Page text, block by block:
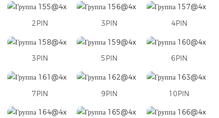
2PIN 3PIN 4PIN
3PIN 5PIN 6PIN
7PIN 9PIN 10PIN